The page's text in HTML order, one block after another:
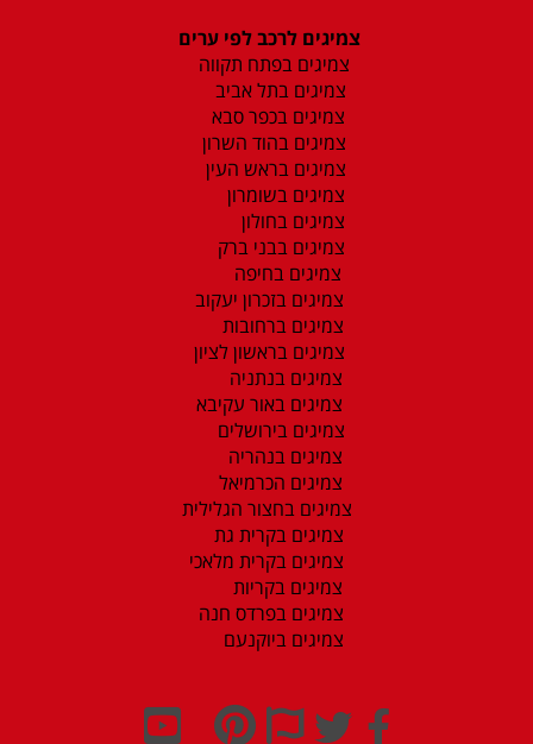
צמיגים לרכב לפי ערים
צמיגים בפתח תקווה
צמיגים בתל אביב
צמיגים בכפר סבא
צמיגים בהוד השרון
צמיגים בראש העין
צמיגים בשומרון
צמיגים בחולון
צמיגים בבני ברק
צמיגים בחיפה
צמיגים בזכרון יעקוב
צמיגים ברחובות
צמיגים בראשון לציון
צמיגים בנתניה
צמיגים באור עקיבא
צמיגים בירושלים
צמיגים בנהריה
צמיגים הכרמיאל
צמיגים בחצור הגלילית
צמיגים בקרית גת
צמיגים בקרית מלאכי
צמיגים בקריות
צמיגים בפרדס חנה
צמיגים ביוקנעם